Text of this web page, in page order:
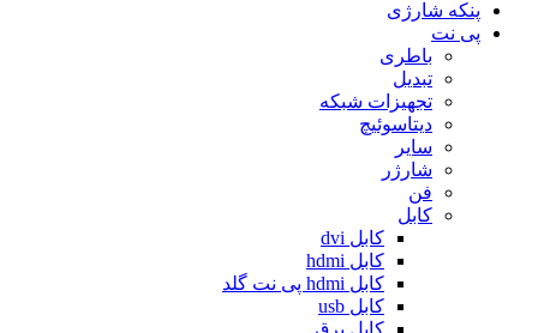
پنکه شارژی
پی نت
باطری
تبدیل
تجهیزات شبکه
دیتاسوئیچ
سایر
شارژر
فن
کابل
کابل dvi
کابل hdmi
کابل hdmi پی نت گلد
کابل usb